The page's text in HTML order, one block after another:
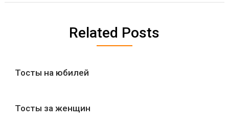
Related Posts
Тосты на юбилей
Тосты за женщин